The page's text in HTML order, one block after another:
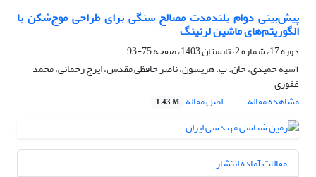
پیش‌بینی دوام بلندمدت مصالح سنگی برای طراحی موج‌شکن با
الگوریتم‌های ماشین لرنینگ
دوره 17، شماره 2، تابستان 1403، صفحه
75-93
آسیه حمیدی، جان. پ. هریسون، ناصر حافظی مقدس، ایرج رحمانی، محمد
غفوری
مشاهده مقاله
اصل مقاله 1.43 M
مقالات آماده انتشار